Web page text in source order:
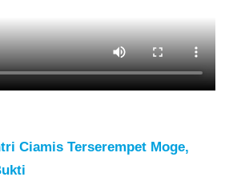
Ciamis Terserempet Moge,